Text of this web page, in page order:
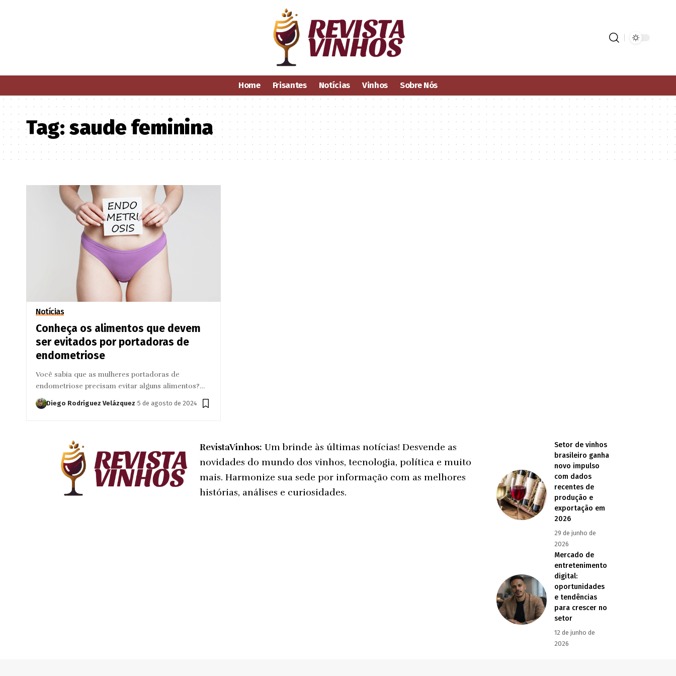
Home Frisantes Notícias Vinhos Sobre Nós
Tag: saude feminina
Notícias
Conheça os alimentos que devem
ser evitados por portadoras de
endometriose
Você sabia que as mulheres portadoras de
endometriose precisam evitar alguns alimentos?…
Diego Rodríguez Velázquez 5 de agosto de 2024
RevistaVinhos: Um brinde às últimas notícias! Desvende as
novidades do mundo dos vinhos, tecnologia, política e muito
mais. Harmonize sua sede por informação com as melhores
histórias, análises e curiosidades.
Setor de vinhos
brasileiro ganha
novo impulso
com dados
recentes de
produção e
exportação em
2026
29 de junho de
2026
Mercado de
entretenimento
digital:
oportunidades
e tendências
para crescer no
setor
12 de junho de
2026